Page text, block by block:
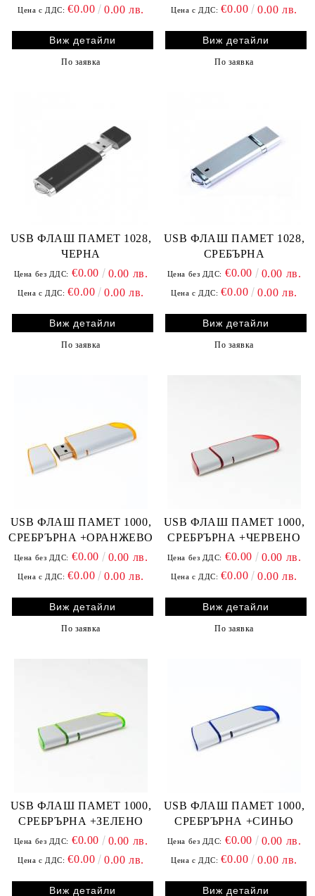
Цена с ДДС: €0.00 0.00 лв.
Виж детайли
По заявка
Цена с ДДС: €0.00 0.00 лв.
Виж детайли
По заявка
USB ФЛАШ ПАМЕТ 1028,
ЧЕРНА
Цена без ДДС: €0.00 0.00 лв.
Цена с ДДС: €0.00 0.00 лв.
Виж детайли
По заявка
USB ФЛАШ ПАМЕТ 1028,
СРЕБЪРНА
Цена без ДДС: €0.00 0.00 лв.
Цена с ДДС: €0.00 0.00 лв.
Виж детайли
По заявка
USB ФЛАШ ПАМЕТ 1000,
СРЕБРЪРНА +ОРАНЖЕВО
Цена без ДДС: €0.00 0.00 лв.
Цена с ДДС: €0.00 0.00 лв.
Виж детайли
По заявка
USB ФЛАШ ПАМЕТ 1000,
СРЕБРЪРНА +ЧЕРВЕНО
Цена без ДДС: €0.00 0.00 лв.
Цена с ДДС: €0.00 0.00 лв.
Виж детайли
По заявка
USB ФЛАШ ПАМЕТ 1000,
СРЕБРЪРНА +ЗЕЛЕНО
Цена без ДДС: €0.00 0.00 лв.
Цена с ДДС: €0.00 0.00 лв.
Виж детайли
USB ФЛАШ ПАМЕТ 1000,
СРЕБРЪРНА +СИНЬО
Цена без ДДС: €0.00 0.00 лв.
Цена с ДДС: €0.00 0.00 лв.
Виж детайли